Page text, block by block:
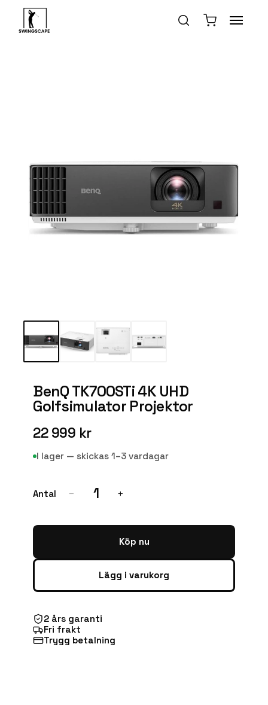
BenQ TK700STi 4K UHD
Golfsimulator Projektor
22 999 kr
I lager — skickas 1–3 vardagar
Antal − 1 +
Köp nu
Lägg i varukorg
2 års garanti
Fri frakt
Trygg betalning